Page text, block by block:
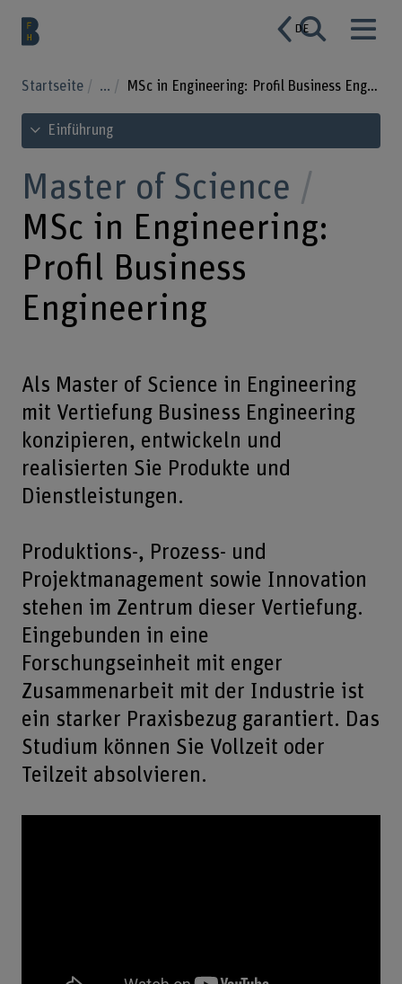
DE
Startseite ... MSc in Engineering: Profil Business Engineering
Inhaltsverzeichnis ansehen
Einführung
Master of Science
MSc in Engineering:
Profil Business
Engineering
Als Master of Science in Engineering
mit Vertiefung Business Engineering
konzipieren, entwickeln und
realisierten Sie Produkte und
Dienstleistungen.
Produktions-, Prozess- und
Projektmanagement sowie Innovation
stehen im Zentrum dieser Vertiefung.
Eingebunden in eine
Forschungseinheit mit enger
Zusammenarbeit mit der Industrie ist
ein starker Praxisbezug garantiert. Das
Studium können Sie Vollzeit oder
Teilzeit absolvieren.